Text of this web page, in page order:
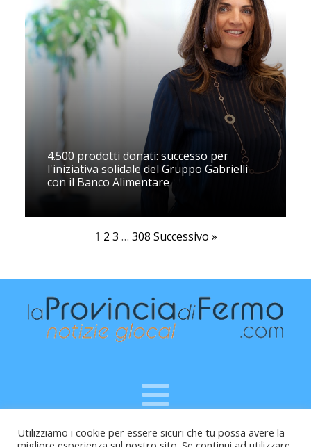
4.500 prodotti donati: successo per
l'iniziativa solidale del Gruppo Gabrielli
con il Banco Alimentare
1 2 3 … 308 Successivo »
Raffaele Vitali - via Leopardi 10 - 61121 Pesaro (PU) -
Utilizziamo i cookie per essere sicuri che tu possa avere la